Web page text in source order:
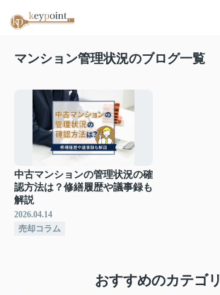
マンション管理状況のブログ一覧
中古マンションの管理状況の確
認方法は？修繕履歴や議事録も
解説
2026.04.14
売却コラム
おすすめのカテゴリ